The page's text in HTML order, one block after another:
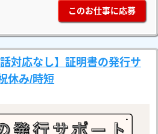
このお仕事に応募
対応なし】証明書の発行サ
休み/時短